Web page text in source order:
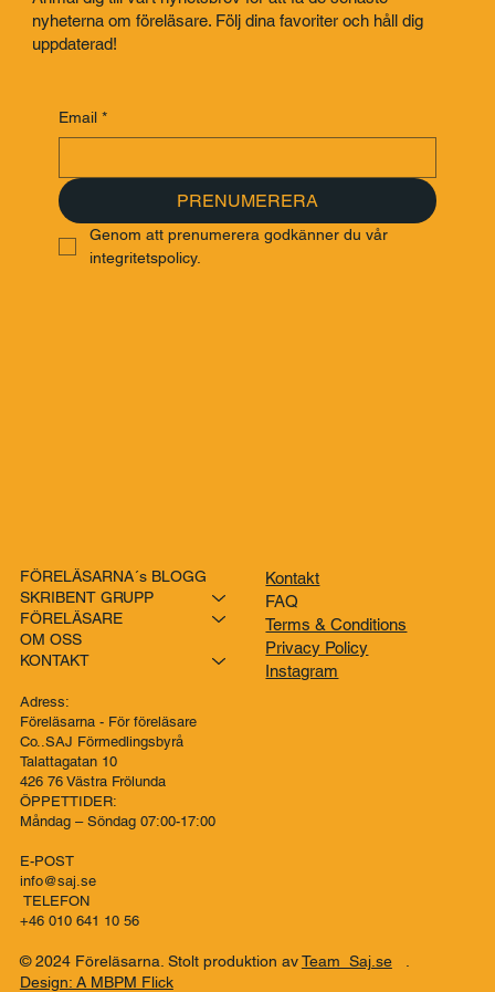
inspirerande nyhetsbrev
Anmäl dig till vårt nyhetsbrev för att få de senaste
PRENUMERERA
FÖRELÄSARNA´s BLOGG
SKRIBENT GRUPP
FÖRELÄSARE
KONTAKT
Adress:
Föreläsarna - För föreläsare
Co..SAJ Förmedlingsbyrå
Talattagatan 10
426 76 Västra Frölunda
Måndag – Söndag 07:00-17:00
E-POST
info@saj.se
+46 010 641 10 56
Kontakt
FAQ
Terms & Conditions